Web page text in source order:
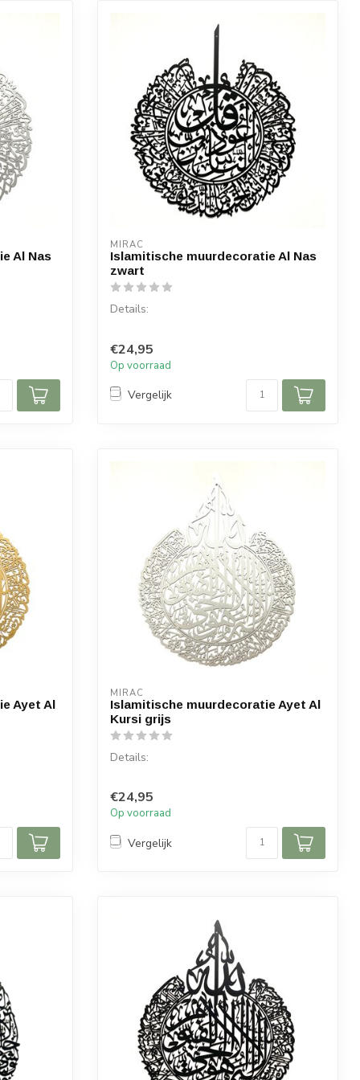
Al Nas
MIRAC
Islamitische muurdecoratie Al Nas
zwart
Details:
Materiaal: Hout
Afmetingen: 65 x 55 (hoogte x breedt...
€24,95
Op voorraad
Vergelijk
Ayet Al
MIRAC
Islamitische muurdecoratie Ayet Al
Kursi grijs
Details:
Materiaal: Hout
Afmetingen: 65 x 55 (hoogte x...
€24,95
Op voorraad
Vergelijk